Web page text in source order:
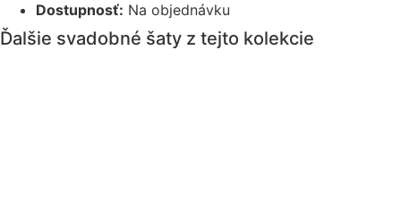
Dostupnosť: Na objednávku
Ďalšie svadobné šaty z tejto kolekcie